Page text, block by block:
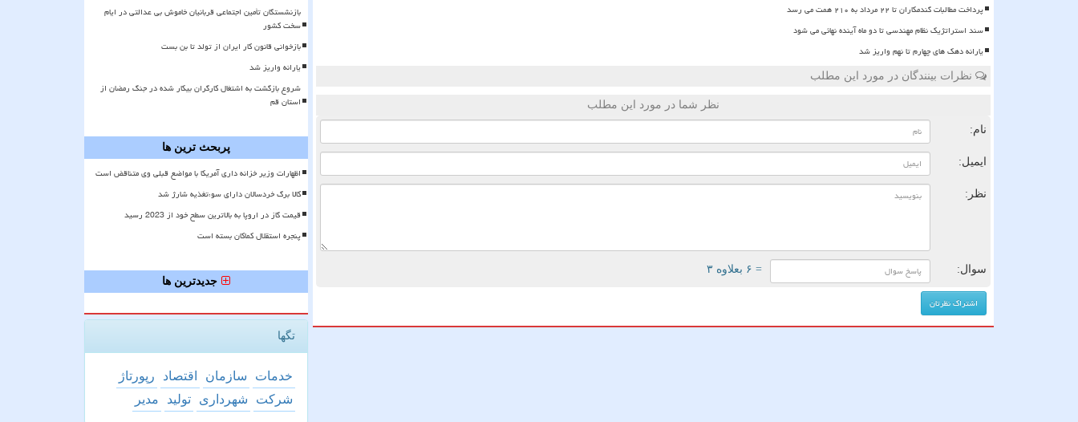
پرداخت مطالبات گندمکاران تا ۲۲ مرداد به ۲۱۰ همت می رسد
سند استراتژیک نظام مهندسی تا دو ماه آینده نهائی می شود
یارانه دهک های چهارم تا نهم واریز شد
نظرات بینندگان در مورد این مطلب
نظر شما در مورد این مطلب
نام:
ایمیل:
نظر:
سوال: = ۶ بعلاوه ۳
بازنشستگان تأمین اجتماعی قربانیان خاموش بی عدالتی در ایام
سخت کشور
بازخوانی قانون کار ایران از تولد تا بن بست
یارانه واریز شد
شروع بازگشت به اشتغال کارگران بیکار شده در جنگ رمضان از
استان قم
پربحث ترین ها
اظهارات وزیر خزانه داری آمریکا با مواضع قبلی وی متناقض است
کالا برگ خردسالان دارای سوءتغذیه شارژ شد
قیمت گاز در اروپا به بالاترین سطح خود از 2023 رسید
پنجره استقلال کماکان بسته است
جدیدترین ها
تگها
خدمات سازمان اقتصاد
رپورتاژ
شركت
شهرداری تولید مدیر